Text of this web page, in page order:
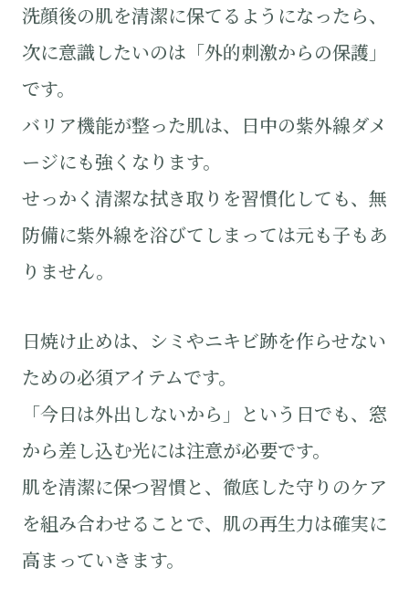
洗顔後の肌を清潔に保てるようになったら、
次に意識したいのは「外的刺激からの保護」
です。
バリア機能が整った肌は、日中の紫外線ダメ
ージにも強くなります。
せっかく清潔な拭き取りを習慣化しても、無
防備に紫外線を浴びてしまっては元も子もあ
りません。
日焼け止めは、シミやニキビ跡を作らせない
ための必須アイテムです。
「今日は外出しないから」という日でも、窓
から差し込む光には注意が必要です。
肌を清潔に保つ習慣と、徹底した守りのケア
を組み合わせることで、肌の再生力は確実に
高まっていきます。